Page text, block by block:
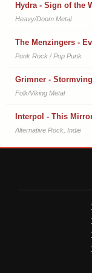
Hydra - Sign of the
Heavy/Doom Metal
The Menzingers -
Punk Rock / Pop Punk
Grimner -
Folk/Viking Metal
Interpol - This
Alternative Rock, Indie